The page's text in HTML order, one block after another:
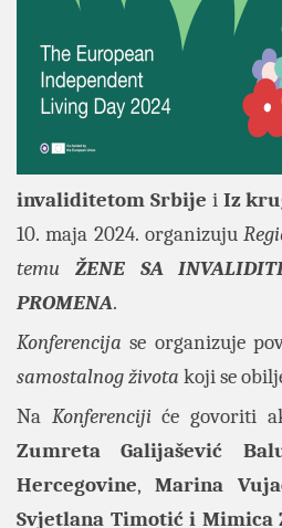
invaliditetom Srbije i Iz
10. maja 2024. organizuju
temu ŽENE SA
PROMENA.
Konferencija se organizuje
samostalnog života koji se
Na Konferenciji će govoriti
Zumreta Galijašević
Hercegovine, Marina
Svjetlana Timotić i Mimica